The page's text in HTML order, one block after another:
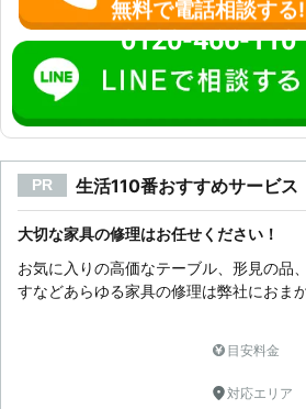
無料で電話相談する!
0120-466-110
PR 生活110番おすすめサービス
大切な家具の修理はお任せください！
お気に入りの高価なテーブル、形見の品
すなどあらゆる家具の修理は弊社におま
目安料金
対応エリア